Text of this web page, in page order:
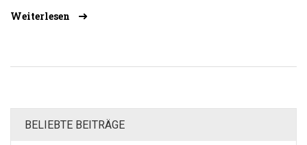
Weiterlesen
BELIEBTE BEITRÄGE